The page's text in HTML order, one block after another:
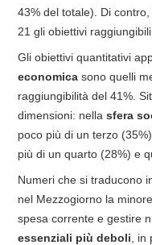
43% del totale). Di
21 gli obiettivi
Gli obiettivi quantitativi
economica sono quelli
raggiungibilità del 41%.
dimensioni: nella sfera
poco più di un terzo
più di un quarto (28%) e
Numeri che si traducono
nel Mezzogiorno la
spesa corrente e gestire
essenziali più deboli ,